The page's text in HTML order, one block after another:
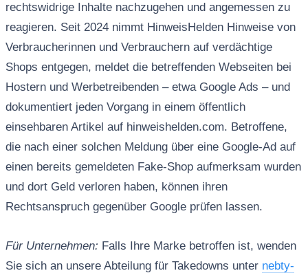
rechtswidrige Inhalte nachzugehen und angemessen zu
reagieren. Seit 2024 nimmt HinweisHelden Hinweise von
Verbraucherinnen und Verbrauchern auf verdächtige
Shops entgegen, meldet die betreffenden Webseiten bei
Hostern und Werbetreibenden – etwa Google Ads – und
dokumentiert jeden Vorgang in einem öffentlich
einsehbaren Artikel auf hinweishelden.com. Betroffene,
die nach einer solchen Meldung über eine Google-Ad auf
einen bereits gemeldeten Fake-Shop aufmerksam wurden
und dort Geld verloren haben, können ihren
Rechtsanspruch gegenüber Google prüfen lassen.
Für Unternehmen: Falls Ihre Marke betroffen ist, wenden
Sie sich an unsere Abteilung für Takedowns unter nebty-